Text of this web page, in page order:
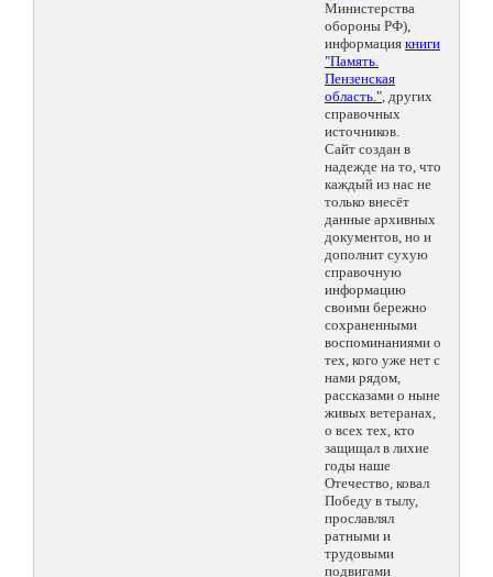
Министерства
обороны РФ),
информация книги
"Память.
Пензенская
область.", других
справочных
источников.
Сайт создан в
надежде на то, что
каждый из нас не
только внесёт
данные архивных
документов, но и
дополнит сухую
справочную
информацию
своими бережно
сохраненными
воспоминаниями о
тех, кого уже нет с
нами рядом,
рассказами о ныне
живых ветеранах,
о всех тех, кто
защищал в лихие
годы наше
Отечество, ковал
Победу в тылу,
прославлял
ратными и
трудовыми
подвигами